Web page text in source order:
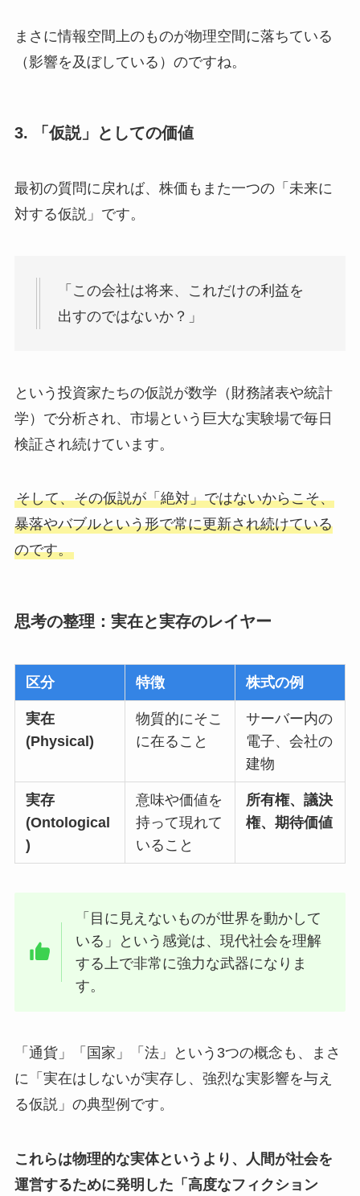
まさに情報空間上のものが物理空間に落ちている
（影響を及ぼしている）のですね。
3. 「仮説」としての価値
最初の質問に戻れば、株価もまた一つの「未来に
対する仮説」です。
「この会社は将来、これだけの利益を
出すのではないか？」
という投資家たちの仮説が数学（財務諸表や統計
学）で分析され、市場という巨大な実験場で毎日
検証され続けています。
そして、その仮説が「絶対」ではないからこそ、
暴落やバブルという形で常に更新され続けている
のです。
思考の整理：実在と実存のレイヤー
区分 特徴 株式の例
実在
(Physical)
物質的にそこ
に在ること
サーバー内の
電子、会社の
建物
実存
(Ontological
)
意味や価値を
持って現れて
いること
所有権、議決
権、期待価値
「目に見えないものが世界を動かして
いる」という感覚は、現代社会を理解
する上で非常に強力な武器になりま
す。
「通貨」「国家」「法」という3つの概念も、まさ
に「実在はしないが実存し、強烈な実影響を与え
る仮説」の典型例です。
これらは物理的な実体というより、人間が社会を
運営するために発明した「高度なフィクション